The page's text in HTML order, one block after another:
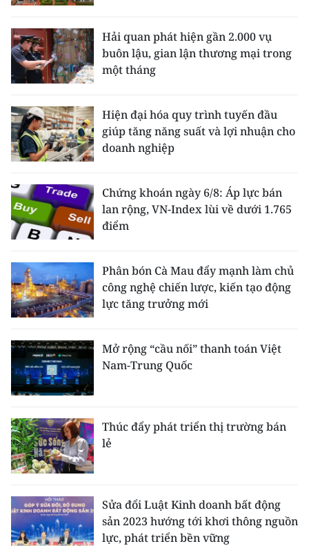
Hải quan phát hiện gần 2.000 vụ
buôn lậu, gian lận thương mại trong
một tháng
Hiện đại hóa quy trình tuyến đầu
giúp tăng năng suất và lợi nhuận cho
doanh nghiệp
Chứng khoán ngày 6/8: Áp lực bán
lan rộng, VN-Index lùi về dưới 1.765
điểm
Phân bón Cà Mau đẩy mạnh làm chủ
công nghệ chiến lược, kiến tạo động
lực tăng trưởng mới
Mở rộng “cầu nối” thanh toán Việt
Nam-Trung Quốc
Thúc đẩy phát triển thị trường bán
lẻ
Sửa đổi Luật Kinh doanh bất động
sản 2023 hướng tới khơi thông nguồn
lực, phát triển bền vững